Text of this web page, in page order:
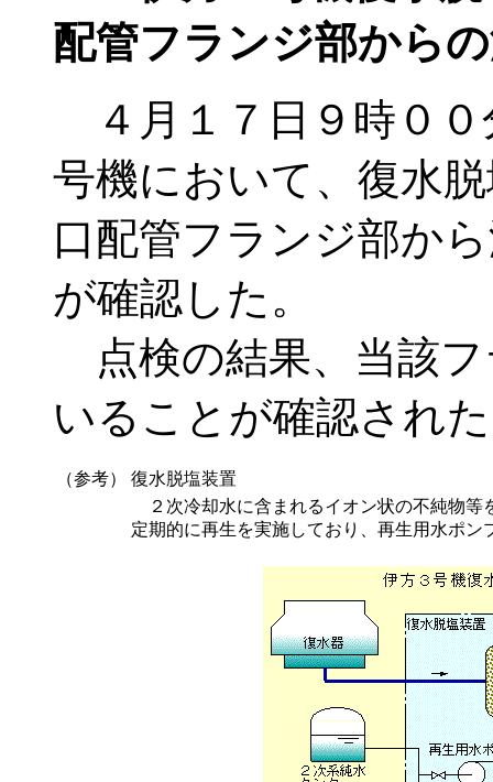
配管フランジ部から
４月１７日９時００
号機において、復水
口配管フランジ部か
が確認した。
点検の結果、当該
いることが確認され
（参考）
復水脱塩装置
２次冷却水に含まれるイオン状の不純物等
定期的に再生を実施しており、再生用水ポ